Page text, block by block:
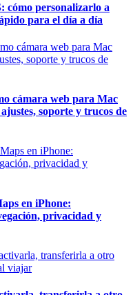
cómo personalizarlo a
para el día a día
cámara web para Mac
soporte y trucos de
en iPhone:
privacidad y